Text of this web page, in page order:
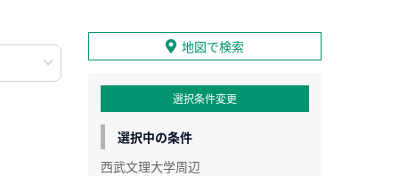
地図で検索
選択条件変更
選択中の条件
西武文理大学周辺